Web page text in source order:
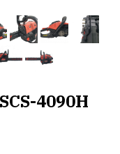
4090H